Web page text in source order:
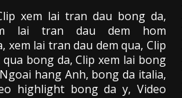
xem lai tran dau bong da,
lai tran dau dem hom
xem lai tran dau dem qua, Clip
qua bong da, Clip xem lai bong
Ngoai hang Anh, bong da italia,
highlight bong da y, Video